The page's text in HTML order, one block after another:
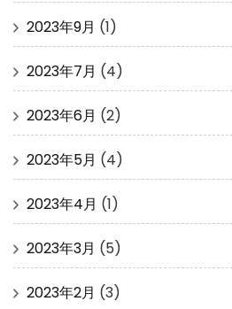
2023年9月 (1)
2023年7月 (4)
2023年6月 (2)
2023年5月 (4)
2023年4月 (1)
2023年3月 (5)
2023年2月 (3)